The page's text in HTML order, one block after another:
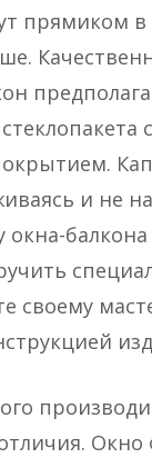
прямиком в
и не
окна-
своему